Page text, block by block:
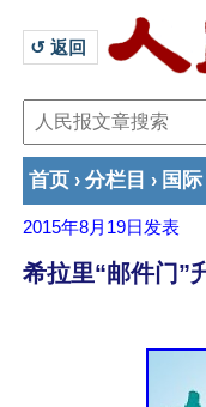
↺ 返回
首页 › 分栏目 › 国际
2015年8月19日 发表
希拉里“邮件门”